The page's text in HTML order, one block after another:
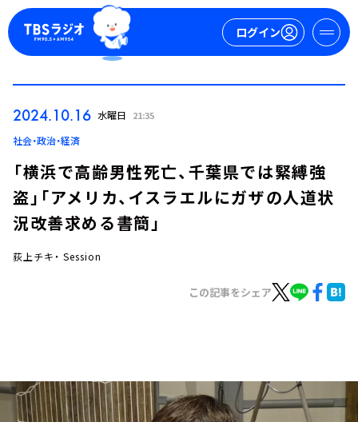
ログイン
イベント・グッズ
YouTube
2024.10.16 水曜日 21:35
社会・政治・経済
「横浜で高齢男性死亡、千葉県では緊縛強
盗」「アメリカ、イスラエルにガザの人道状
況改善求める書簡」
荻上チキ・ Session
この記事をシェア